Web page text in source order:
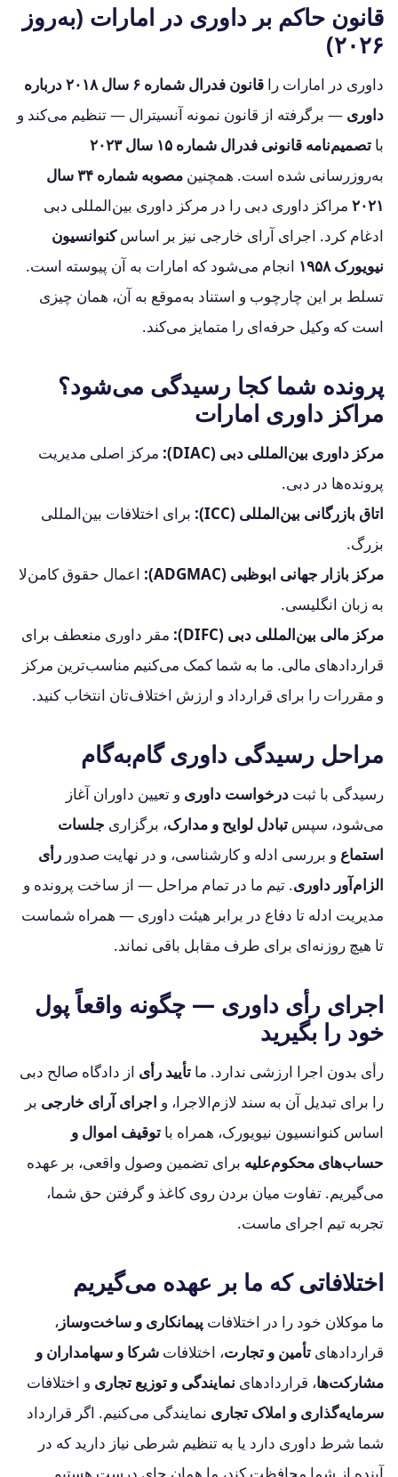
قانون حاکم بر داوری در امارات (به‌روز
۲۰۲۶)
داوری در امارات را
قانون فدرال شماره ۶ سال ۲۰۱۸ درباره
داوری — برگرفته از قانون نمونه آنسیترال — تنظیم می‌کند و
با تصمیم‌نامه قانونی فدرال شماره ۱۵ سال ۲۰۲۳
به‌روزرسانی شده است. همچنین
مصوبه شماره ۳۴ سال
۲۰۲۱ مراکز داوری دبی را در مرکز داوری بین‌المللی دبی
ادغام کرد. اجرای آرای خارجی نیز بر اساسکنوانسیون
نیویورک ۱۹۵۸
انجام می‌شود که امارات به آن پیوسته است.
تسلط بر این چارچوب و استناد به‌موقع به آن، همان چیزی
است که وکیل حرفه‌ای را متمایز می‌کند.
پرونده شما کجا رسیدگی می‌شود؟
مراکز داوری امارات
مرکز داوری بین‌المللی دبی (DIAC):
مرکز اصلی مدیریت
پرونده‌ها در دبی.
اتاق بازرگانی بین‌المللی (ICC):
برای اختلافات بین‌المللی
بزرگ.
مرکز بازار جهانی ابوظبی (ADGMAC):
اعمال حقوق کامن‌لا
به زبان انگلیسی.
مرکز مالی بین‌المللی دبی (DIFC):
مقر داوری منعطف برای
قراردادهای مالی. ما به شما کمک می‌کنیم مناسب‌ترین مرکز
و مقررات را برای قرارداد و ارزش اختلاف‌تان انتخاب کنید.
مراحل رسیدگی داوری گام‌به‌گام
رسیدگی با ثبت درخواست داوری و تعیین داوران آغاز
می‌شود، سپس تبادل لوایح و مدارک، برگزاری جلسات
استماع و بررسی ادله و کارشناسی، و در نهایت صدور رأی
الزام‌آور داوری. تیم ما در تمام مراحل — از ساخت پرونده و
مدیریت ادله تا دفاع در برابر هیئت داوری — همراه شماست
تا هیچ روزنه‌ای برای طرف مقابل باقی نماند.
اجرای رأی داوری — چگونه واقعاً پول
خود را بگیرید
رأی بدون اجرا ارزشی ندارد. ما تأیید رأی از دادگاه صالح دبی
را برای تبدیل آن به سند لازم‌الاجرا، و اجرای آرای خارجی بر
اساس کنوانسیون نیویورک، همراه با توقیف اموال و
حساب‌های محکوم‌علیه برای تضمین وصول واقعی، بر عهده
می‌گیریم. تفاوت میان بردن روی کاغذ و گرفتن حق شما،
تجربه تیم اجرای ماست.
اختلافاتی که ما بر عهده می‌گیریم
ما موکلان خود را در اختلافات پیمانکاری و ساخت‌وساز ،
قراردادهای تأمین و تجارت، اختلافات شرکا و سهامداران و
مشارکت‌ها، قراردادهای نمایندگی و توزیع تجاری و اختلافات
سرمایه‌گذاری و املاک تجاری نمایندگی می‌کنیم. اگر قرارداد
شما شرط داوری دارد یا به تنظیم شرطی نیاز دارید که در